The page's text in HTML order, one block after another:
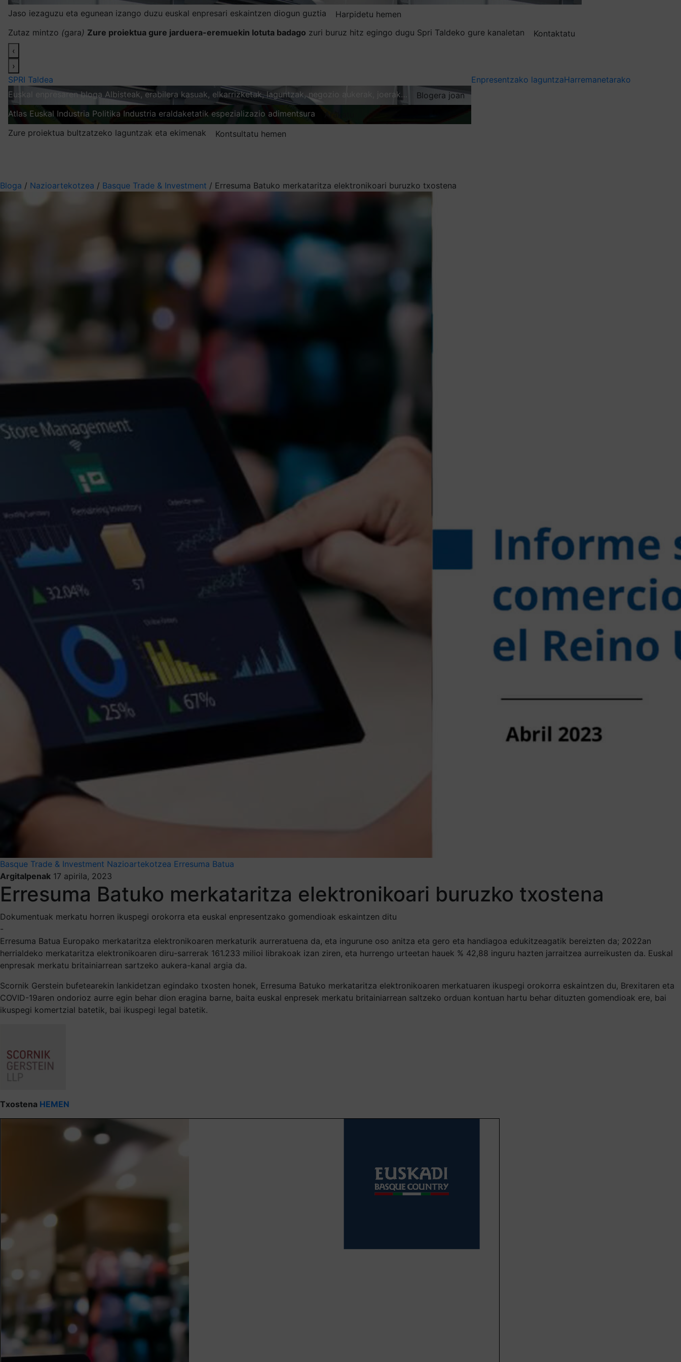
Jaso iezaguzu eta egunean izango duzu euskal enpresari eskaintzen diogun guztia
Harpidetu hemen
Zutaz mintzo (gara) Zure proiektua gure jarduera-eremuekin lotuta badago zuri buruz hitz egingo dugu Spri Taldeko gure kanaletan
Kontaktatu
‹
›
SPRI Taldea
Euskal enpresaren bloga Albisteak, erabilera kasuak, elkarrizketak, laguntzak, negozio aukerak, joerak…
Blogera joan
Atlas Euskal Industria Politika Industria eraldaketatik espezializazio adimentsura
Zure proiektua bultzatzeko laguntzak eta ekimenak
Kontsultatu hemen
Enpresentzako laguntzaHarremanetarako
Bloga / Nazioartekotzea / Basque Trade & Investment / Erresuma Batuko merkataritza elektronikoari buruzko txostena
Basque Trade & Investment Nazioartekotzea Erresuma Batua
Argitalpenak 17 apirila, 2023
Erresuma Batuko merkataritza elektronikoari buruzko txostena
Dokumentuak merkatu horren ikuspegi orokorra eta euskal enpresentzako gomendioak eskaintzen ditu
-
Erresuma Batua Europako merkataritza elektronikoaren merkaturik aurreratuena da, eta ingurune oso anitza eta gero eta handiagoa edukitzeagatik bereizten da; 2022an
herrialdeko merkataritza elektronikoaren diru-sarrerak 161.233 milioi librakoak izan ziren, eta hurrengo urteetan hauek % 42,88 inguru hazten jarraitzea aurreikusten da. Euskal
enpresak merkatu britainiarrean sartzeko aukera-kanal argia da.
Scornik Gerstein bufetearekin lankidetzan egindako txosten honek, Erresuma Batuko merkataritza elektronikoaren merkatuaren ikuspegi orokorra eskaintzen du, Brexitaren eta
COVID-19aren ondorioz aurre egin behar dion eragina barne, baita euskal enpresek merkatu britainiarrean saltzeko orduan kontuan hartu behar dituzten gomendioak ere, bai
ikuspegi komertzial batetik, bai ikuspegi legal batetik.
Txostena HEMEN